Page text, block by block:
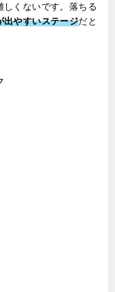
しくないです。落ちる
出やすいステージだと